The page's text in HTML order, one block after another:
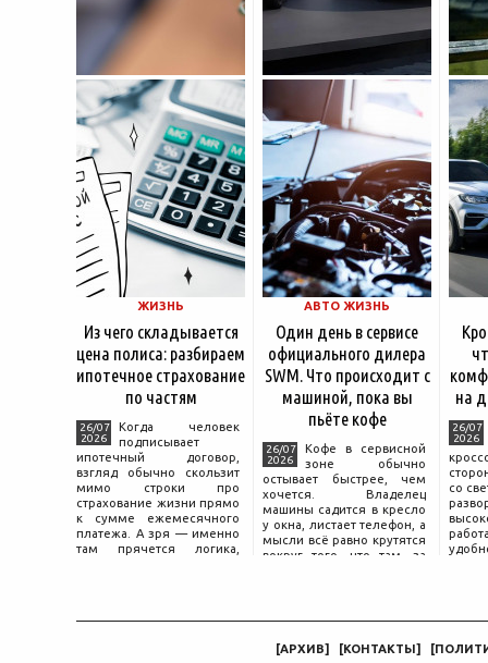
ЖИЗНЬ
Из чего складывается
цена полиса: разбираем
ипотечное страхование
по частям
26/07
2026
Когда человек
подписывает
ипотечный договор,
взгляд обычно скользит
мимо строки про
страхование жизни прямо
к сумме ежемесячного
платежа. А зря — именно
там прячется логика,
АВТО ЖИЗНЬ
Один день в сервисе
официального дилера
SWM. Что происходит с
машиной, пока вы
пьёте кофе
26/07
2026
Кофе в сервисной
зоне обычно
остывает быстрее, чем
хочется. Владелец
машины садится в кресло
у окна, листает телефон, а
мысли всё равно крутятся
вокруг того, что там, за
на
26/07
2026
со
[АРХИВ] [КОНТАКТЫ] [